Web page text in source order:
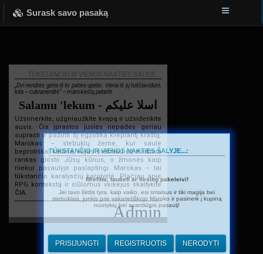
Surask savo pasaką
TŪKSTANČIO IR VIENOS NAKTIES ŠALYJE...
„Dvi nendrės geria iš to paties upelio. Viena iš jų tuščiavidurė,
kita – cukranendrė“ – marokiečių patarlė.
Salamu 'lekum - اسلا عليكم
Užsimerkite, užgniaužkite kvapą ir užsidenkite
ausis. Čia įprastos juslės nepadės geriau
suprasti ir pažinti šį egzotika kvepiantį kraštą.
Marokas – stebuklų žemė, kur saulė
beprotiškai kaitina, vėjas švelniau už motinos
rankas glosto Jūsų kūnus, o žmonės kaip
niekur pasaulyje paslaptingi. Marokas – tai
tūkstančio karalysčių karalystė. Plačiau apie
RPG kontekstą ir siūlomus veikėjus skaitykite
ČIA.
Admin
TŪKSTANČIO IR VIENOS NAKTIES ŠALYJE...:
Mrehba, tautieti ar tiesiog pakeleivi!
Jei tavo širdis tyra, kaip vaiko, esi smalsus ir tiki magija bei
stebuklais, junkis prie vakarietiškojo Maroko ir pasinerk į kupiną
nuotykių bei avantiūros pasaulį!
PRISIJUNGTI REGISTRUOTIS NERODYTI